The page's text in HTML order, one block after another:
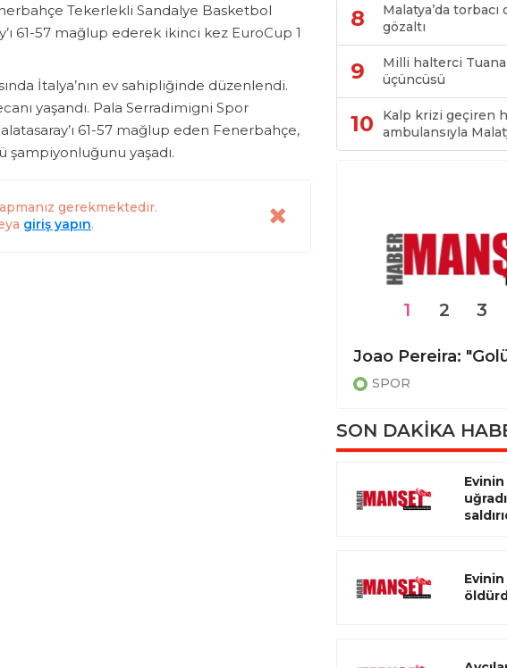
Tekerlekli Sandalye Basketbol
61-57 mağlup ederek ikinci kez EuroCup 1
İtalya’nın ev sahipliğinde düzenlendi.
yaşandı. Pala Serradimigni Spor
61-57 mağlup eden Fenerbahçe,
şampiyonluğunu yaşadı.
gerekmektedir.
giriş yapın.
8
Malatya’da torbacı
gözaltı
9
Milli halterci
üçüncüsü
10
Kalp krizi geçiren
ambulansıyla
SPOR
1 2 3
SON DAKİKA
Evinin
Evinin